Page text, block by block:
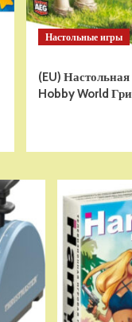
Настольные игры
(EU) Настольная
Hobby World